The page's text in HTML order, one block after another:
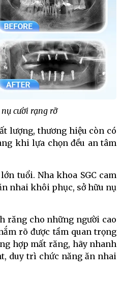
cười rạng rỡ
lượng, thương hiệu còn có
khi lựa chọn đều an tâm
tuổi. Nha khoa SGC cam
nhai khôi phục, sở hữu nụ
răng cho những người cao
rõ được tầm quan trọng
hợp mất răng, hãy nhanh
duy trì chức năng ăn nhai